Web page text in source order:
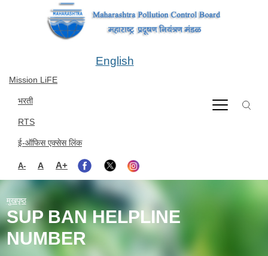
Mission LiFE
भरती
RTS
ई-ऑफिस एक्सेस लिंक
A- A A+
English
मुखपृष्ठ
SUP BAN HELPLINE
NUMBER